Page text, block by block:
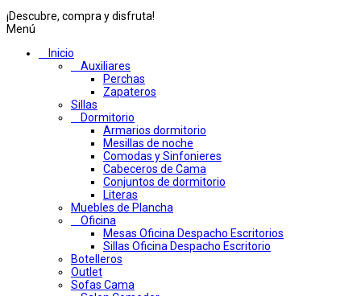
¡Descubre, compra y disfruta!
Menú
Inicio
Auxiliares
Perchas
Zapateros
Sillas
Dormitorio
Armarios dormitorio
Mesillas de noche
Comodas y Sinfonieres
Cabeceros de Cama
Conjuntos de dormitorio
Literas
Muebles de Plancha
Oficina
Mesas Oficina Despacho Escritorios
Sillas Oficina Despacho Escritorio
Botelleros
Outlet
Sofas Cama